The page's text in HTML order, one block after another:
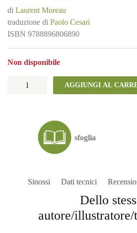
di Laurent Moreau
traduzione di Paolo Cesari
ISBN 9788896806890
Non disponibile
AGGIUNGI AL
sfoglia
Sinossi Dati tecnici
Dello
autore/